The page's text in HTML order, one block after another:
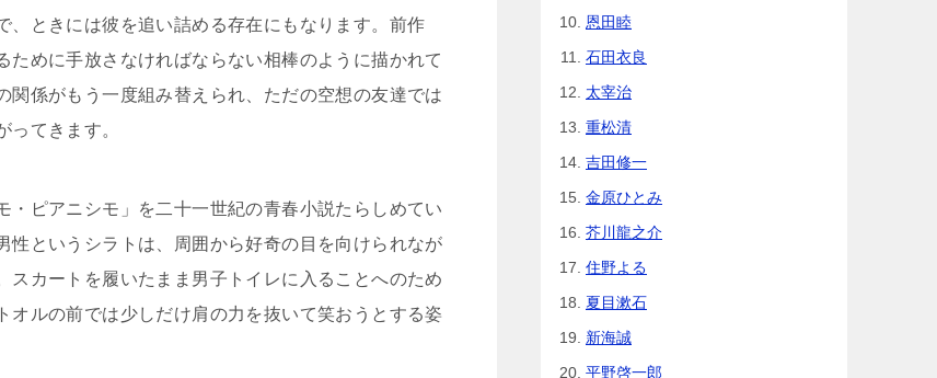
ときには彼を追い詰める存在にもなります。前作
ために手放さなければならない相棒のように描かれて
係がもう一度組み替えられ、ただの空想の友達では
てきます。
ピアニシモ」を二十一世紀の青春小説たらしめてい
性というシラトは、周囲から好奇の目を向けられなが
カートを履いたまま男子トイレに入ることへのため
オルの前では少しだけ肩の力を抜いて笑おうとする姿
恩田睦
石田衣良
太宰治
重松清
吉田修一
金原ひとみ
芥川龍之介
住野よる
夏目漱石
新海誠
平野啓一郎